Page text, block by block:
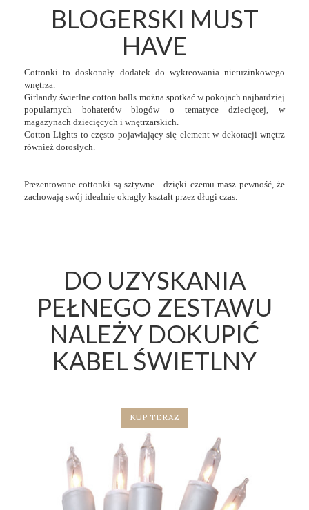
BLOGERSKI MUST
HAVE
Cottonki to doskonały dodatek do wykreowania nietuzinkowego
wnętrza.
Girlandy świetlne cotton balls można spotkać w pokojach najbardziej
popularnych bohaterów blogów o tematyce dziecięcej, w
magazynach dziecięcych i wnętrzarskich.
Cotton Lights to często pojawiający się element w dekoracji wnętrz
również dorosłych.
Prezentowane cottonki są sztywne - dzięki czemu masz pewność, że
zachowają swój idealnie okragły kształt przez długi czas.
DO UZYSKANIA
PEŁNEGO ZESTAWU
NALEŻY DOKUPIĆ
KABEL ŚWIETLNY
KUP TERAZ